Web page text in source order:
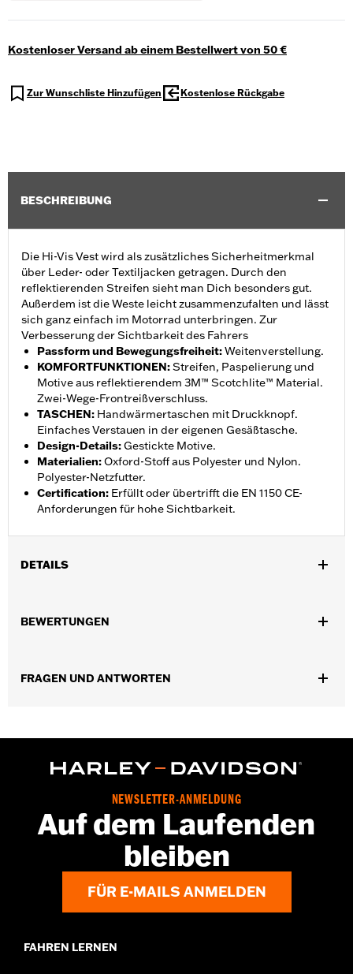
Kostenloser Versand ab einem Bestellwert von 50 €
Zur Wunschliste Hinzufügen Kostenlose Rückgabe
BESCHREIBUNG
Die Hi-Vis Vest wird als zusätzliches Sicherheitmerkmal
über Leder- oder Textiljacken getragen. Durch den
reflektierenden Streifen sieht man Dich besonders gut.
Außerdem ist die Weste leicht zusammenzufalten und lässt
sich ganz einfach im Motorrad unterbringen. Zur
Verbesserung der Sichtbarkeit des Fahrers
Passform und Bewegungsfreiheit:Weitenverstellung.
KOMFORTFUNKTIONEN:Streifen, Paspelierung und
Motive aus reflektierendem 3M™ Scotchlite™ Material.
Zwei-Wege-Frontreißverschluss.
TASCHEN: Handwärmertaschen mit Druckknopf.
Einfaches Verstauen in der eigenen Gesäßtasche.
Design-Details:Gestickte Motive.
Materialien:Oxford-Stoff aus Polyester und Nylon.
Polyester-Netzfutter.
Certification: Erfüllt oder übertrifft die EN 1150 CE-
Anforderungen für hohe Sichtbarkeit.
DETAILS
Funktionsmerkmale:
GARANTIE:2 Jahre beschränkte Garantie – Alle Details dazu auf
BEWERTUNGEN
FRAGEN UND ANTWORTEN
NEWSLETTER-ANMELDUNG
Auf dem Laufenden
bleiben
FÜR E-MAILS ANMELDEN
FAHREN LERNEN